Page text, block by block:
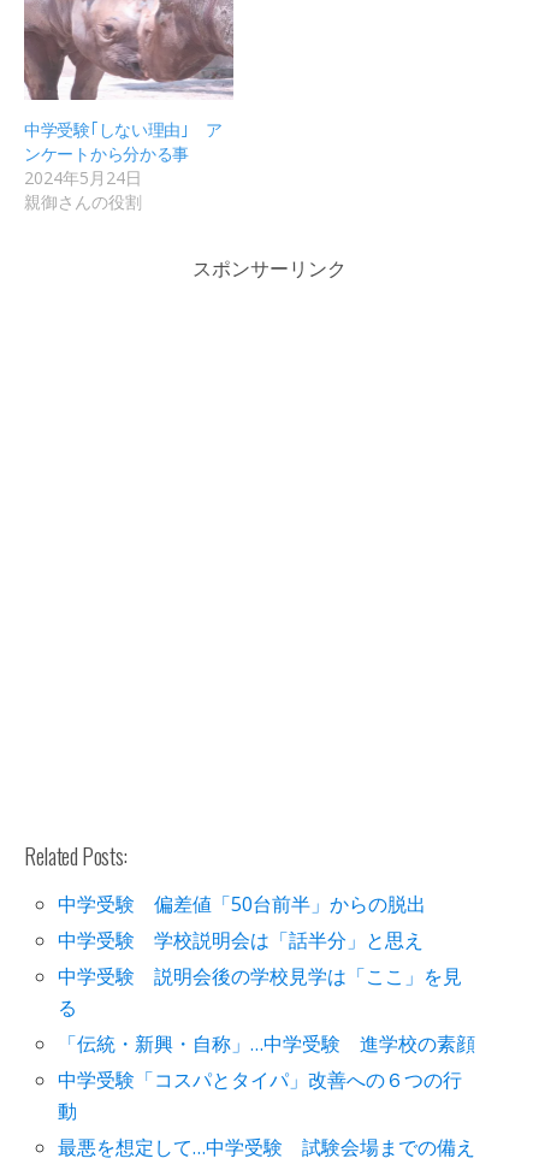
中学受験｢しない理由｣ ア
ンケートから分かる事
2024年5月24日
親御さんの役割
スポンサーリンク
Related Posts:
中学受験 偏差値「50台前半」からの脱出
中学受験 学校説明会は「話半分」と思え
中学受験 説明会後の学校見学は「ここ」を見
る
「伝統・新興・自称」…中学受験 進学校の素顔
中学受験「コスパとタイパ」改善への６つの行
動
最悪を想定して…中学受験 試験会場までの備え